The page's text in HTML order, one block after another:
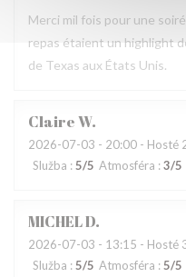
Merci mil fois pour une
repas étaient un highlight
de Texas aux États Unis.
ClaireW
2026-07-03 - 20:00 - Hosté
Služba : 5/5 Atmosféra : 3/5
MICHELD
2026-07-03 - 13:15 - Hosté
Služba : 5/5 Atmosféra : 5/5